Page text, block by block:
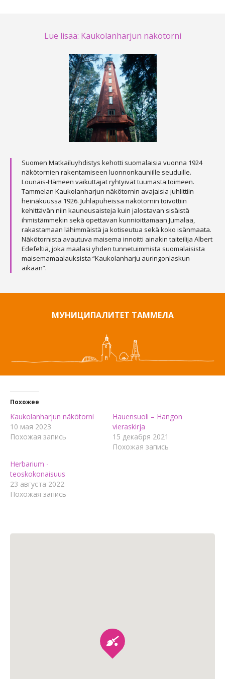
Lue lisää: Kaukolanharjun näkötorni
Suomen Matkailuyhdistys kehotti suomalaisia vuonna 1924
näkötornien rakentamiseen luonnonkauniille seuduille.
Lounais-Hämeen vaikuttajat ryhtyivät tuumasta toimeen.
Tammelan Kaukolanharjun näkötornin avajaisia juhlittiin
heinäkuussa 1926. Juhlapuheissa näkötornin toivottiin
kehittävän niin kauneusaisteja kuin jalostavan sisäistä
ihmistämmekin sekä opettavan kunnioittamaan Jumalaa,
rakastamaan lähimmäistä ja kotiseutua sekä koko isänmaata.
Näkötornista avautuva maisema innoitti ainakin taiteilija Albert
Edefeltiä, joka maalasi yhden tunnetuimmista suomalaisista
maisemamaalauksista “Kaukolanharju auringonlaskun
aikaan”.
МУНИЦИПАЛИТЕТ ТАММЕЛА
Похожее
Kaukolanharjun näkötorni
10 мая 2023
Похожая запись
Hauensuoli – Hangon
vieraskirja
15 декабря 2021
Похожая запись
Herbarium -
teoskokonaisuus
23 августа 2022
Похожая запись